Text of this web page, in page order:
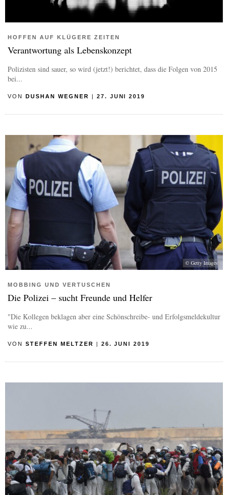
HOFFEN AUF KLÜGERE ZEITEN
Verantwortung als Lebenskonzept
Polizisten sind sauer, so wird (jetzt!) berichtet, dass die Folgen von 2015
bei...
VON DUSHAN WEGNER 27. JUNI 2019
© Getty Images
MOBBING UND VERTUSCHEN
Die Polizei – sucht Freunde und Helfer
"Die Kollegen beklagen aber eine Schönschreibe- und Erfolgsmeldekultur
wie zu...
VON STEFFEN MELTZER | 26. JUNI 2019